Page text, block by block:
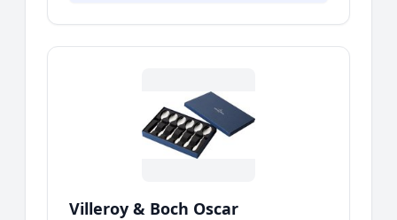
Villeroy & Boch Oscar